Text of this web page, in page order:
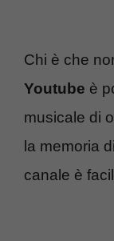
Chi è che
Youtube è
musicale di
la memoria
canale è